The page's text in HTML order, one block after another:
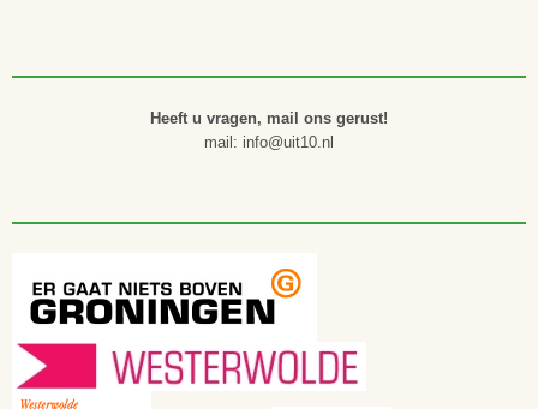
Heeft u vragen, mail ons gerust!
mail: info@uit10.nl